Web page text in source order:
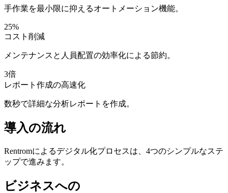
手作業を最小限に抑えるオートメーション機能。
25%
コスト削減
メンテナンスと人員配置の効率化による節約。
3倍
レポート作成の高速化
数秒で詳細な分析レポートを作成。
導入の流れ
Rentromによるデジタル化プロセスは、4つのシンプルなステ
ップで進みます。
ビジネスへの